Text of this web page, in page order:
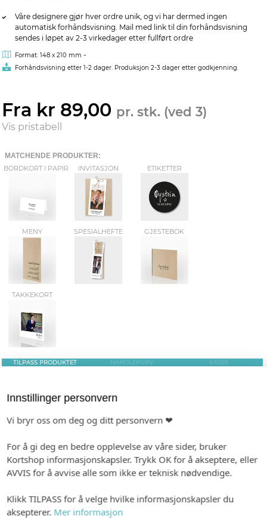
Våre designere gjør hver ordre unik, og vi har dermed ingen
automatisk forhåndsvisning. Mail med link til din forhåndsvisning
sendes i løpet av 2-3 virkedager etter fullført ordre
Format: 148 x 210 mm -
Forhåndsvisning etter 1-2 dager. Produksjon 2-3 dager etter godkjenning.
Fra kr 89,00 pr. stk. (ved 3)
Vis pristabell
MATCHENDE PRODUKTER:
BORDKORT I PAPIR
INVITASJON ETIKETTER
MENY SPESIALHEFTE GJESTEBOK
TAKKEKORT
TILPASS PRODUKTET HANDLEKURV KASSE
Innstillinger personvern
Vi bryr oss om deg og ditt personvern ❤
For å gi deg en bedre opplevelse av våre sider, bruker
Kortshop informasjonskapsler. Trykk OK for å akseptere, eller
AVVIS for å avvise alle som ikke er teknisk nødvendige.
Klikk TILPASS for å velge hvilke informasjonskapsler du
aksepterer. Mer informasjon